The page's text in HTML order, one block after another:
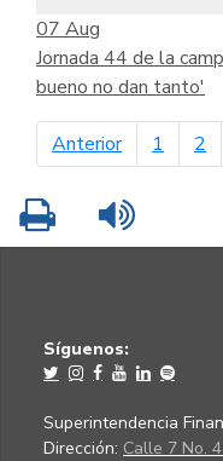
07 Aug
Jornada 44 de la
bueno no dan tanto'
Anteriorpágina
1 2
Imprimir
Síguenos:
Superintendencia
Dirección: Calle 7 No.